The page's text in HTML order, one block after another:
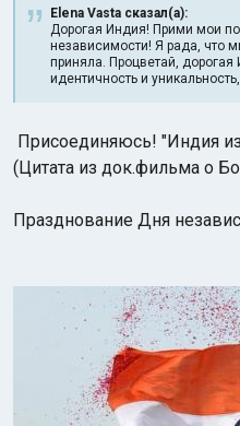
Elena Vasta сказал(а):
Дорогая Индия! Прими мои
независимости! Я рада, что
приняла. Процветай,
идентичность и
Присоединяюсь! "Индия
(Цитата из док.фильма о
Празднование Дня